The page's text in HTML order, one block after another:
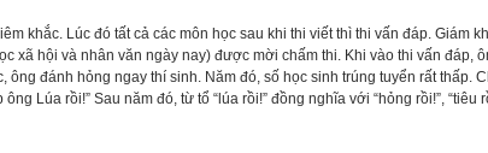
khắc. Lúc đó tất cả các môn học sau khi thi viết thì thi vấn đáp. Giám
xã hội và nhân văn ngày nay) được mời chấm thi. Khi vào thi vấn đáp,
đánh hỏng ngay thí sinh. Năm đó, số học sinh trúng tuyển rất thấp.
Lúa rồi!” Sau năm đó, từ tổ “lúa rồi!” đồng nghĩa với “hỏng rồi!”, “tiêu